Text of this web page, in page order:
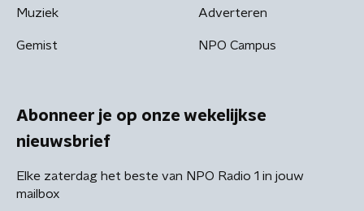
Muziek
Gemist
Adverteren
NPO Campus
Abonneer je op onze wekelijkse
nieuwsbrief
Elke zaterdag het beste van NPO Radio 1 in jouw
mailbox